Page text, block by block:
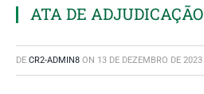
ATA DE ADJUDICAÇÃO
DE CR2-ADMIN8 ON 13 DE DEZEMBRO DE 2023